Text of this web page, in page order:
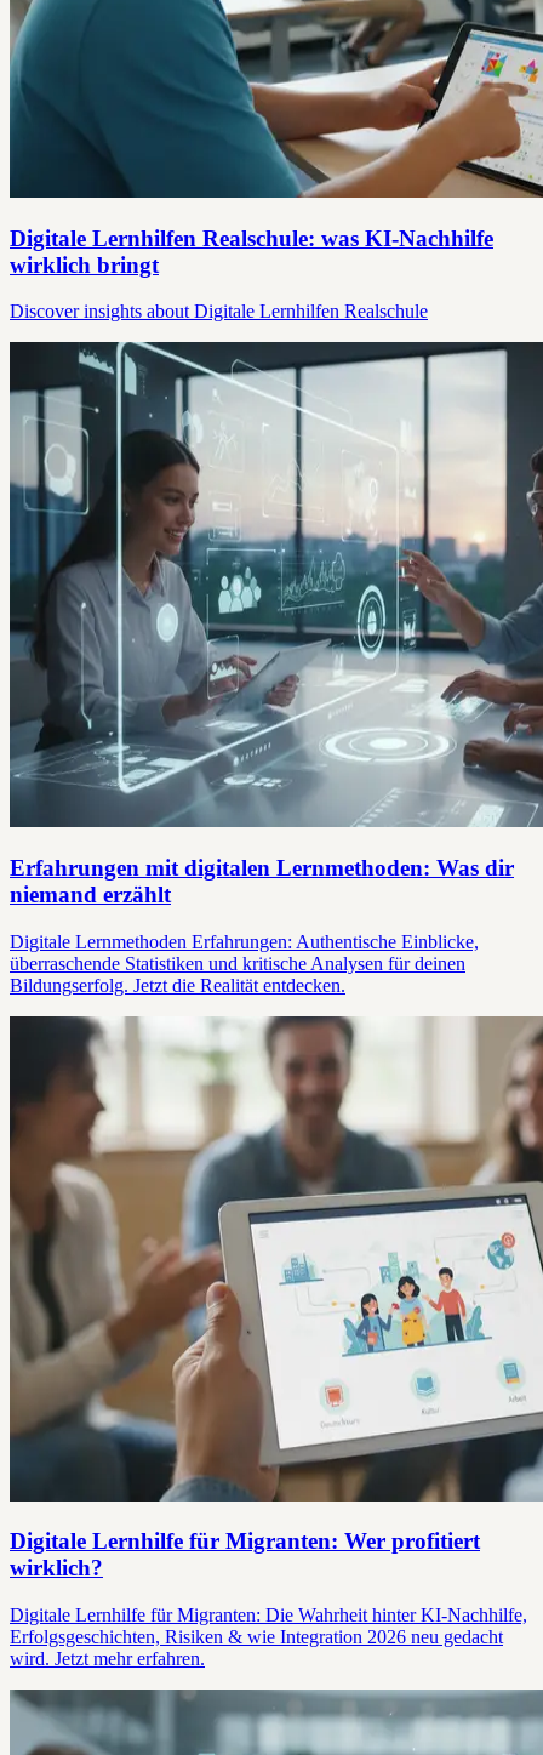
Digitale Lernhilfen Realschule: was KI-Nachhilfe
wirklich bringt
Discover insights about Digitale Lernhilfen Realschule
Erfahrungen mit digitalen Lernmethoden: Was dir
niemand erzählt
Digitale Lernmethoden Erfahrungen: Authentische Einblicke,
überraschende Statistiken und kritische Analysen für deinen
Bildungserfolg. Jetzt die Realität entdecken.
Digitale Lernhilfe für Migranten: Wer profitiert
wirklich?
Digitale Lernhilfe für Migranten: Die Wahrheit hinter KI-Nachhilfe,
Erfolgsgeschichten, Risiken & wie Integration 2026 neu gedacht
wird. Jetzt mehr erfahren.